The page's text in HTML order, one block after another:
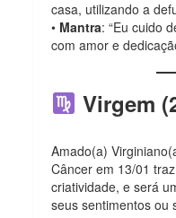
casa, utilizando a
• Mantra: “Eu cuido
com amor e
Virgem
Amado(a)
Câncer em 13/01
criatividade, e será
seus sentimentos ou